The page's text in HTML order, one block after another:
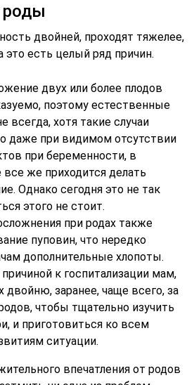
роды
двойней, проходят тяжелее,
это есть целый ряд причин.
двух или более плодов
поэтому естественные
всегда, хотя такие случаи
даже при видимом отсутствии
при беременности, в
все же приходится делать
Однако сегодня это не так
этого не стоит.
при родах также
пуповин, что нередко
дополнительные хлопоты.
к госпитализации мам,
заранее, чаще всего, за
чтобы тщательно изучить
и приготовиться ко всем
ситуации.
впечатления от родов